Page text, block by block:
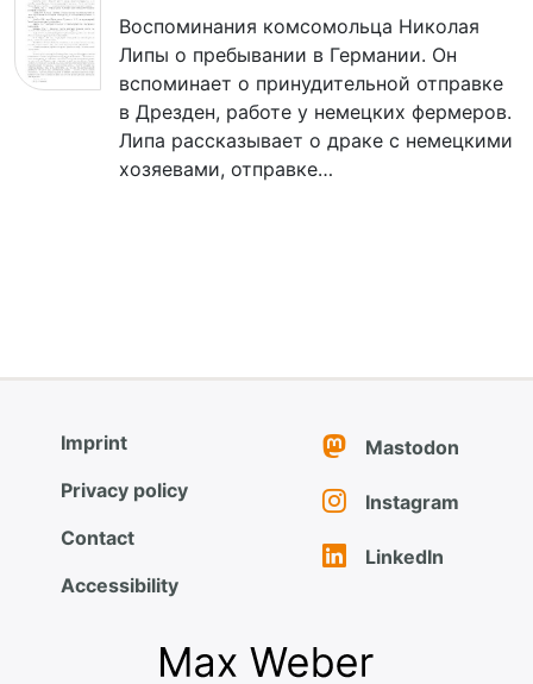
Воспоминания комсомольца Николая
Липы о пребывании в Германии. Он
вспоминает о принудительной отправке
в Дрезден, работе у немецких фермеров.
Липа рассказывает о драке с немецкими
хозяевами, отправке…
Imprint
Privacy policy
Contact
Accessibility
Mastodon
Instagram
LinkedIn